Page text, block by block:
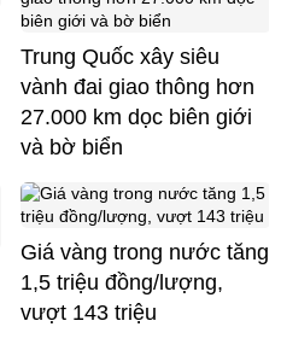
Trung Quốc xây siêu
vành đai giao thông hơn
27.000 km dọc biên giới
và bờ biển
Giá vàng trong nước tăng
1,5 triệu đồng/lượng,
vượt 143 triệu